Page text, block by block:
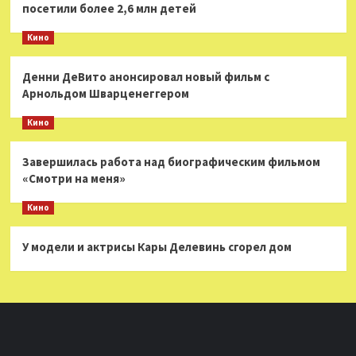
посетили более 2,6 млн детей
Кино
Денни ДеВито анонсировал новый фильм с
Арнольдом Шварценеггером
Кино
Завершилась работа над биографическим фильмом
«Смотри на меня»
Кино
У модели и актрисы Кары Делевинь сгорел дом